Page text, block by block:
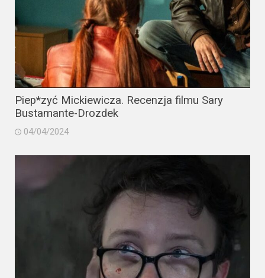
Piep*zyć Mickiewicza. Recenzja filmu Sary
Bustamante-Drozdek
04/04/2024